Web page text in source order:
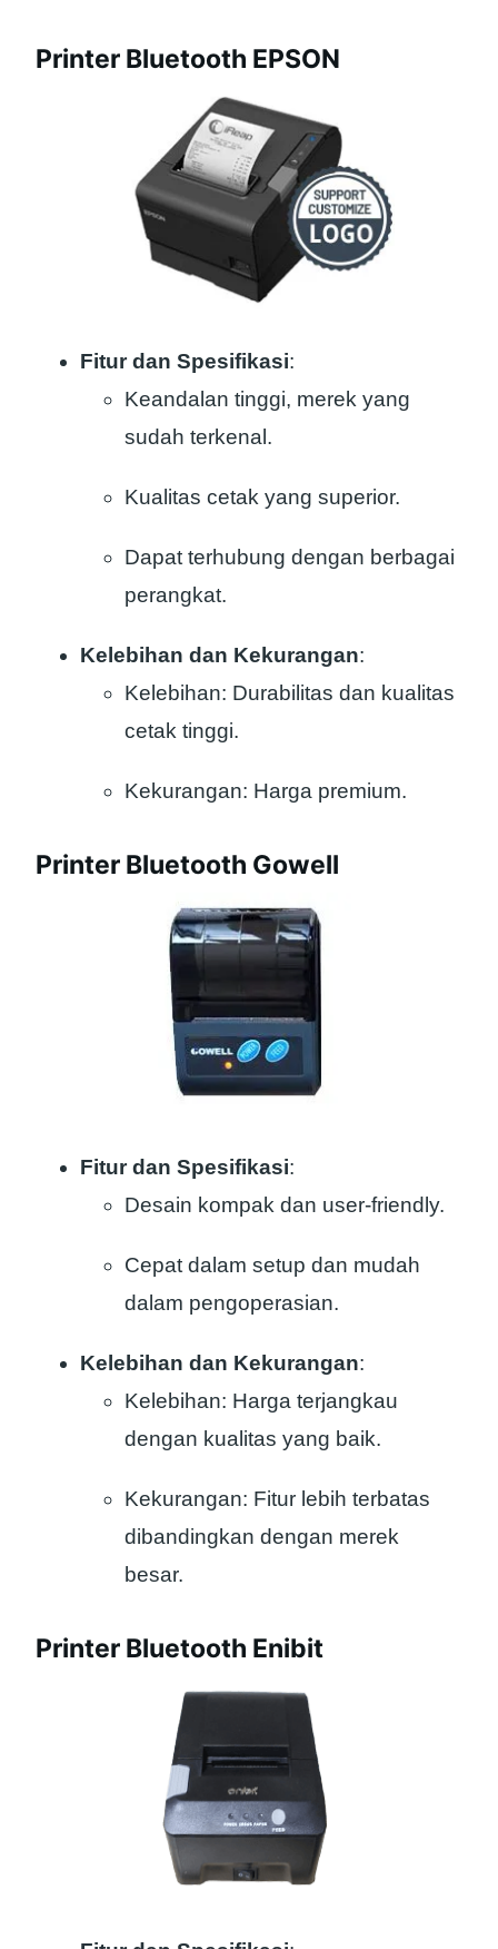
Printer Bluetooth EPSON
Fitur dan Spesifikasi:
Keandalan tinggi, merek yang
sudah terkenal.
Kualitas cetak yang superior.
Dapat terhubung dengan berbagai
perangkat.
Kelebihan dan Kekurangan:
Kelebihan: Durabilitas dan kualitas
cetak tinggi.
Kekurangan: Harga premium.
Printer Bluetooth Gowell
Fitur dan Spesifikasi:
Desain kompak dan user-friendly.
Cepat dalam setup dan mudah
dalam pengoperasian.
Kelebihan dan Kekurangan:
Kelebihan: Harga terjangkau
dengan kualitas yang baik.
Kekurangan: Fitur lebih terbatas
dibandingkan dengan merek
besar.
Printer Bluetooth Enibit